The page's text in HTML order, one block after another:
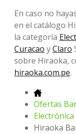
En caso no
en el catálogo
la categoría
Curacao yClaro
sobre Hiraoka,
hiraoka.com.pe.
Ofertas
Hiraoka